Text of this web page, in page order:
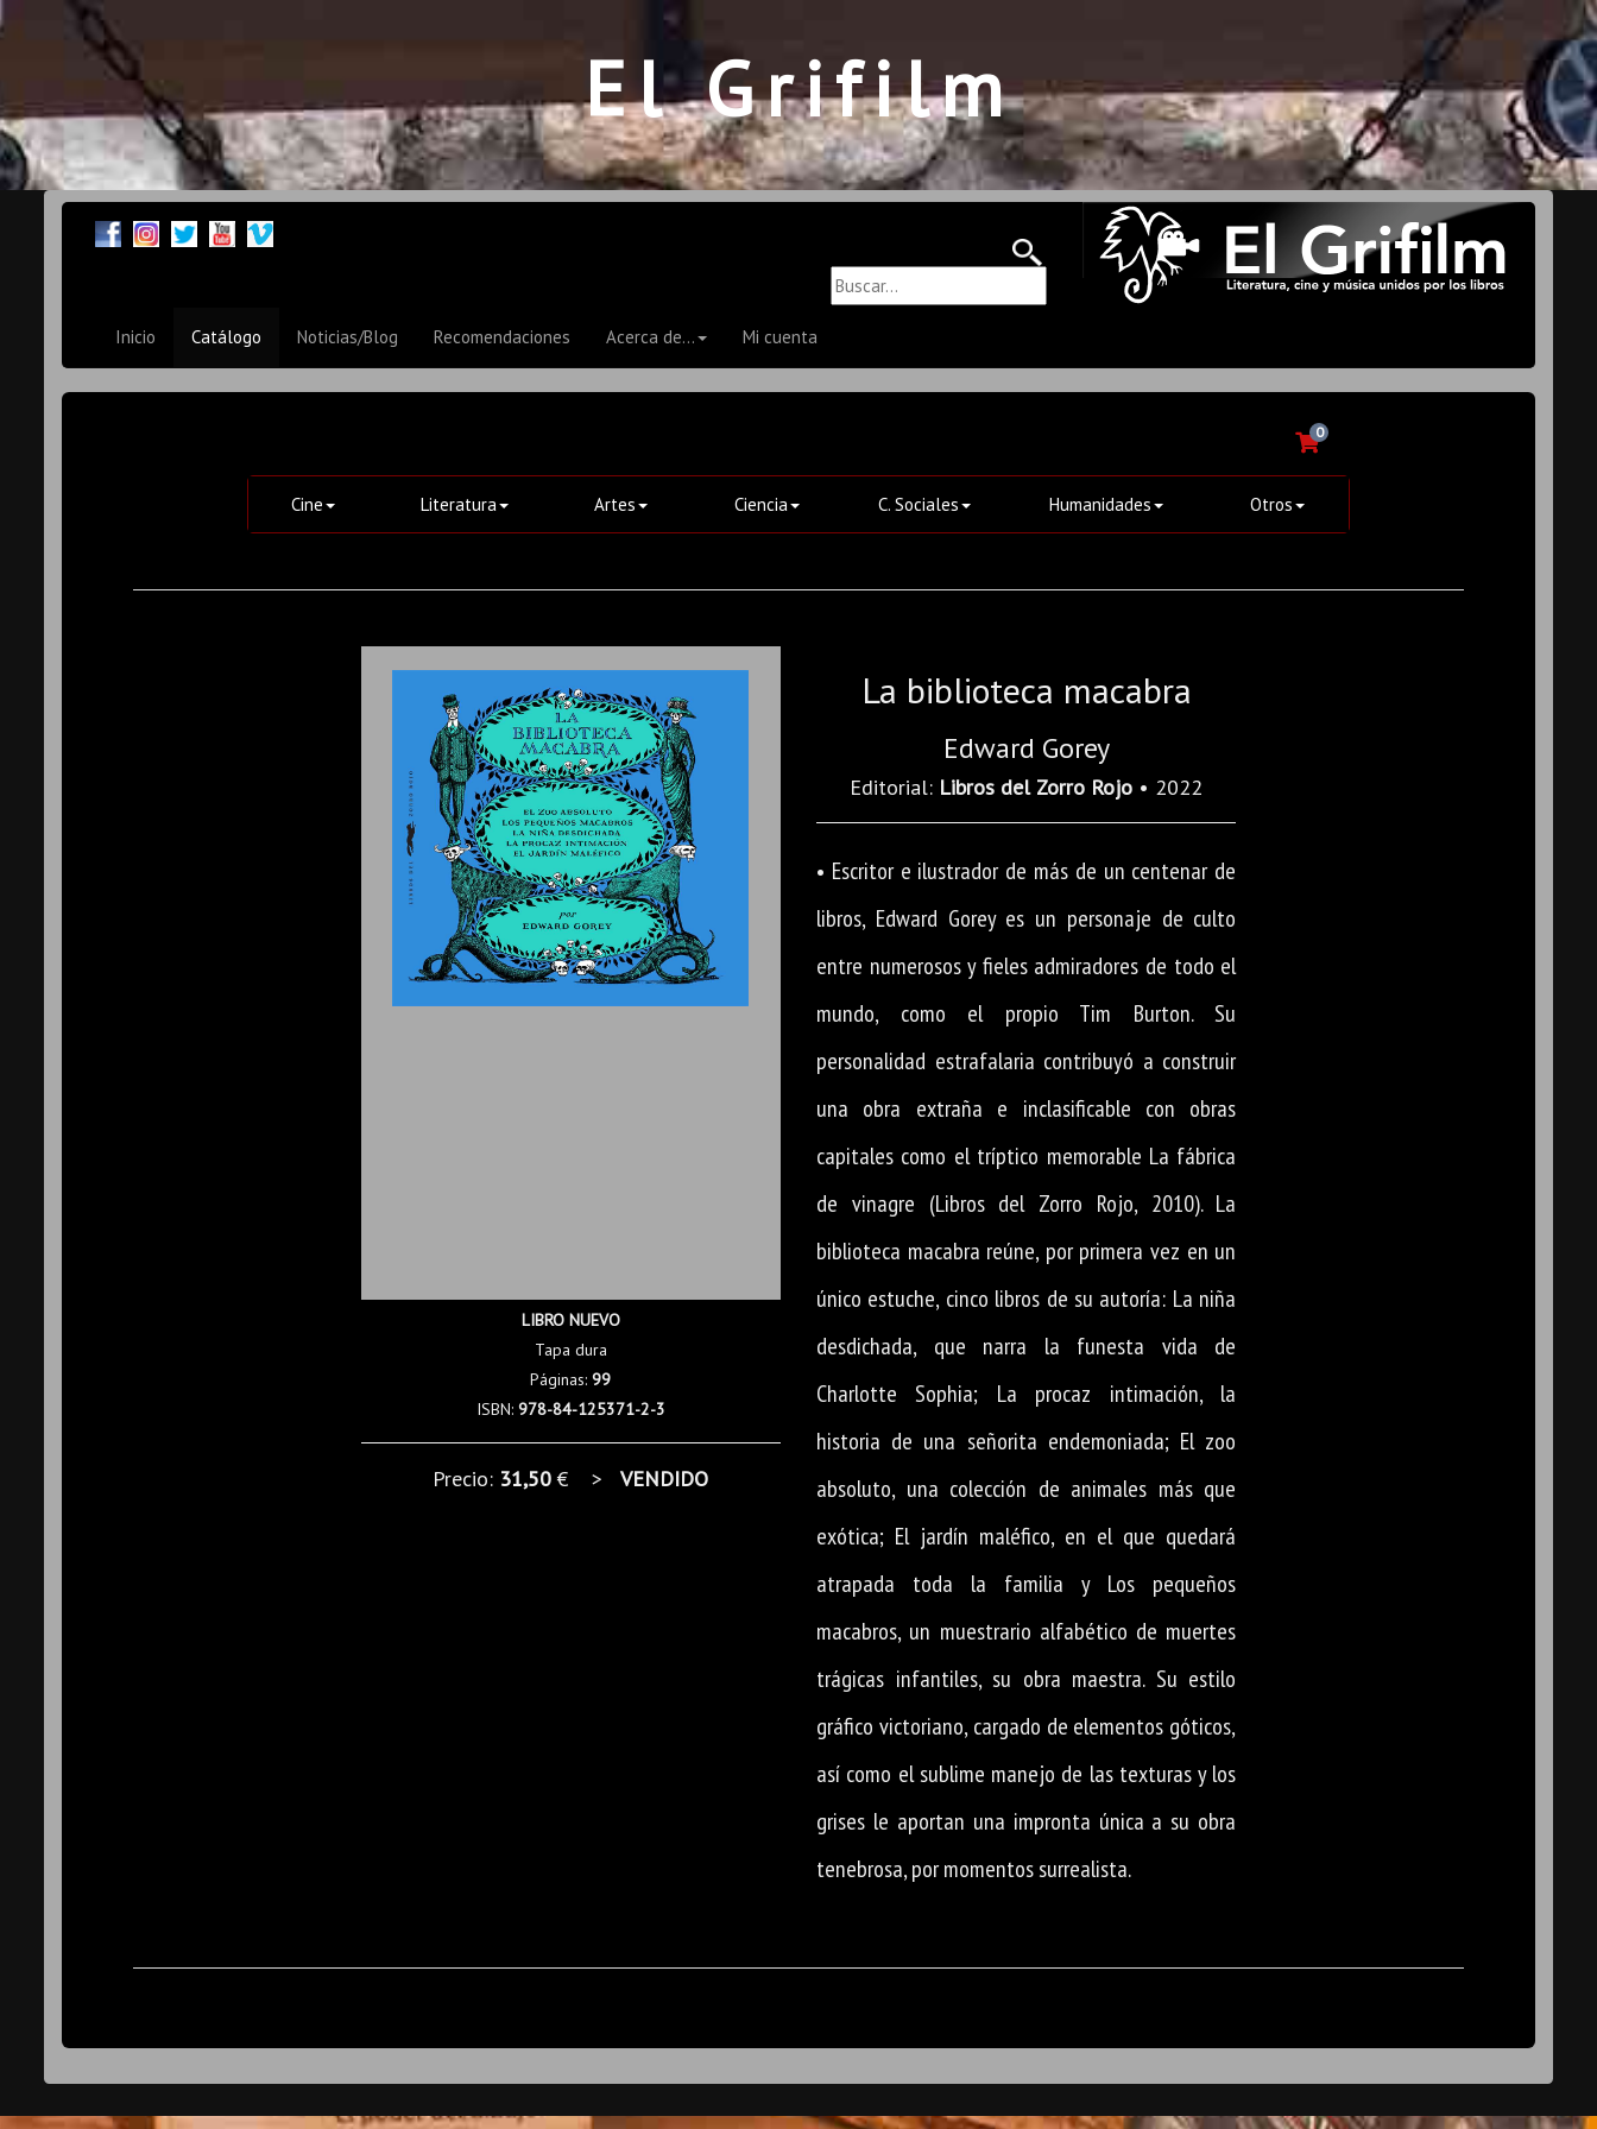
El Grifilm
Inicio Catálogo Noticias/Blog Recomendaciones Acerca de... Mi cuenta
0
Cine Literatura Artes Ciencia C. Sociales Humanidades Otros
LIBRO NUEVO
Tapa dura
Páginas:99
ISBN: 978-84-125371-2-3
Precio: 31,50€ >VENDIDO
La biblioteca macabra
Edward Gorey
Editorial: Libros del Zorro Rojo • 2022
• Escritor e ilustrador de más de un centenar de
libros, Edward Gorey es un personaje de culto
entre numerosos y fieles admiradores de todo el
mundo, como el propio Tim Burton. Su
personalidad estrafalaria contribuyó a construir
una obra extraña e inclasificable con obras
capitales como el tríptico memorable La fábrica
de vinagre (Libros del Zorro Rojo, 2010). La
biblioteca macabra reúne, por primera vez en un
único estuche, cinco libros de su autoría: La niña
desdichada, que narra la funesta vida de
Charlotte Sophia; La procaz intimación, la
historia de una señorita endemoniada; El zoo
absoluto, una colección de animales más que
exótica; El jardín maléfico, en el que quedará
atrapada toda la familia y Los pequeños
macabros, un muestrario alfabético de muertes
trágicas infantiles, su obra maestra. Su estilo
gráfico victoriano, cargado de elementos góticos,
así como el sublime manejo de las texturas y los
grises le aportan una impronta única a su obra
tenebrosa, por momentos surrealista.